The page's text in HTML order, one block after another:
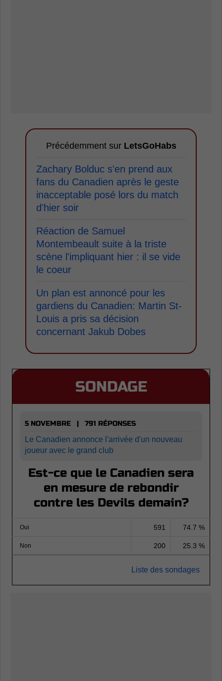
Précédemment sur LetsGoHabs
Zachary Bolduc s'en prend aux
fans du Canadien après le geste
inacceptable posé lors du match
d'hier soir
Réaction de Samuel
Montembeault suite à la triste
scène l'impliquant hier : il se vide
le coeur
Un plan est annoncé pour les
gardiens du Canadien: Martin St-
Louis a pris sa décision
concernant Jakub Dobes
SONDAGE
5 NOVEMBRE | 791 RÉPONSES
Le Canadien annonce l'arrivée d'un nouveau
joueur avec le grand club
Est-ce que le Canadien sera
en mesure de rebondir
contre les Devils demain?
Oui 591 74.7 %
Non 200 25.3 %
Liste des sondages